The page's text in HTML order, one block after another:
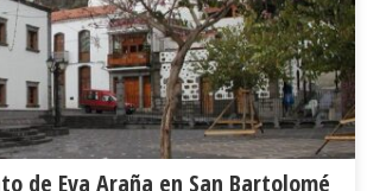
de Eva Araña en San Bartolomé